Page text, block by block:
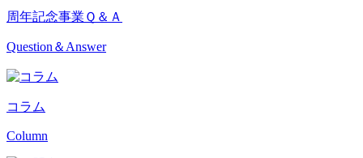
周年記念事業Ｑ＆Ａ
Question＆Answer
コラム
Column